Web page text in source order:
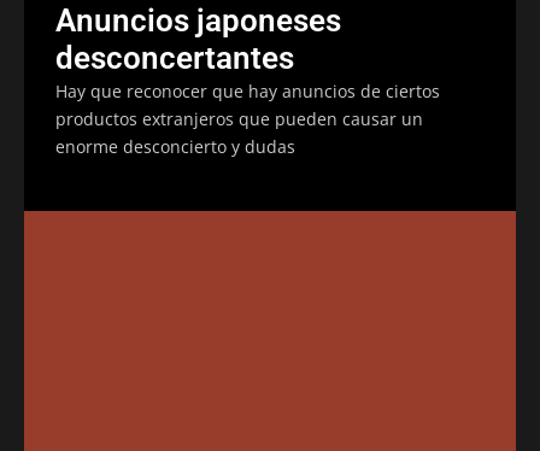
Anuncios japoneses
desconcertantes
Hay que reconocer que hay anuncios de ciertos
productos extranjeros que pueden causar un
enorme desconcierto y dudas